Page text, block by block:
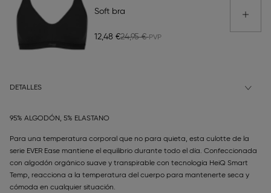
Soft bra
12,48 €24,95 €
DETALLES
95% ALGODÓN, 5% ELASTANO
Para una temperatura corporal que no para quieta, esta culotte de la
serie EVER Ease mantiene el equilibrio durante todo el día. Confeccionada
con algodón orgánico suave y transpirable con tecnología HeiQ Smart
Temp, reacciona a la temperatura del cuerpo para mantenerte seca y
cómoda en cualquier situación.